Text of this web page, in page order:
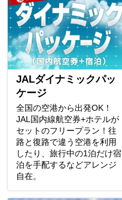
JALダイナミックパッ
ケージ
全国の空港から出発OK！
JAL国内線航空券+ホテルが
セットのフリープラン！往
路と復路で違う空港を利用
したり、旅行中の1泊だけ宿
泊を手配するなどアレンジ
自在。